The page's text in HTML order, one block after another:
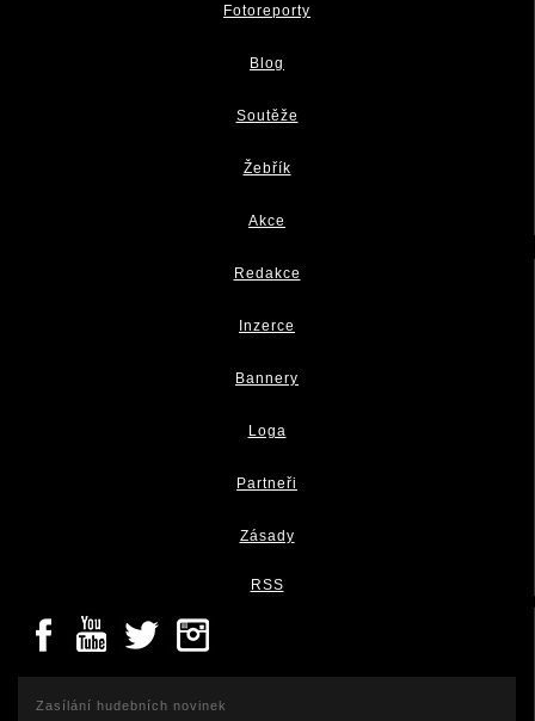
Fotoreporty
Blog
Soutěže
Žebřík
Akce
Redakce
Inzerce
Bannery
Loga
Partneři
Zásady
RSS
Zasílání hudebních novinek